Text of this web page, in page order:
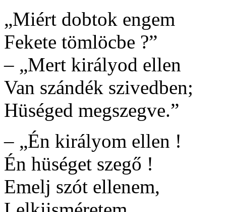
„Miért dobtok engem
Fekete tömlöcbe ?”
– „Mert királyod ellen
Van szándék szivedben;
Hüséged megszegve.”
– „Én királyom ellen !
Én hüséget szegő !
Emelj szót ellenem,